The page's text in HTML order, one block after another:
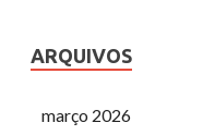
ARQUIVOS
março 2026